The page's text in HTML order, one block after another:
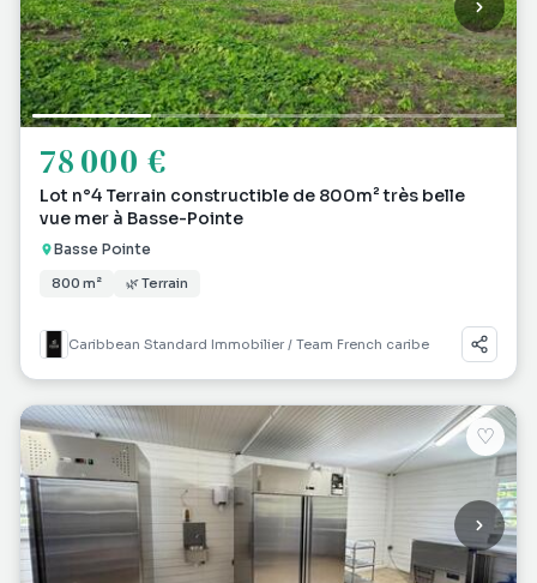
78 000 €
Lot n°4 Terrain constructible de 800m² très belle
vue mer à Basse-Pointe
Basse Pointe
800 m² 🌿 Terrain
Caribbean Standard Immobilier / Team French caribe
♡